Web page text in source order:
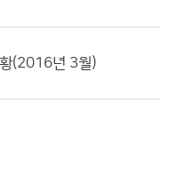
(2016년 3월)